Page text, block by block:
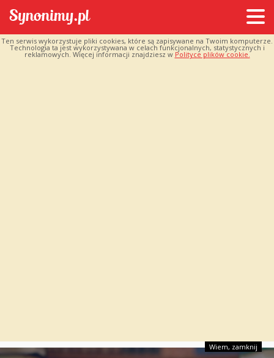
Ten serwis wykorzystuje pliki cookies, które są zapisywane na Twoim komputerze.
Technologia ta jest wykorzystywana w celach funkcjonalnych, statystycznych i
reklamowych. Więcej informacji znajdziesz w Polityce plików cookie.
Wiem, zamknij